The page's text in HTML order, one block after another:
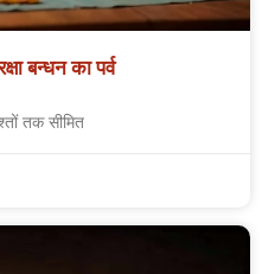
बन्धन का पर्व
तक सीमित